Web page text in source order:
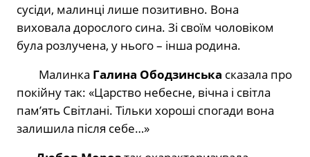
сусіди, малинці лише позитивно. Вона
виховала дорослого сина. Зі своїм чоловіком
була розлучена, у нього – інша родина.
Малинка Галина Ободзинська сказала про
покійну так: «Царство небесне, вічна і світла
пам’ять Світлані. Тільки хороші спогади вона
залишила після себе…»